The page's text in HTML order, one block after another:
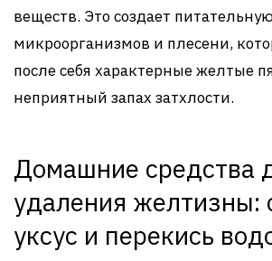
веществ. Это создает
микроорганизмов и плесени,
после себя характерные желтые
неприятный запах затхлости.
Домашние средства
удаления желтизны:
уксус и перекись